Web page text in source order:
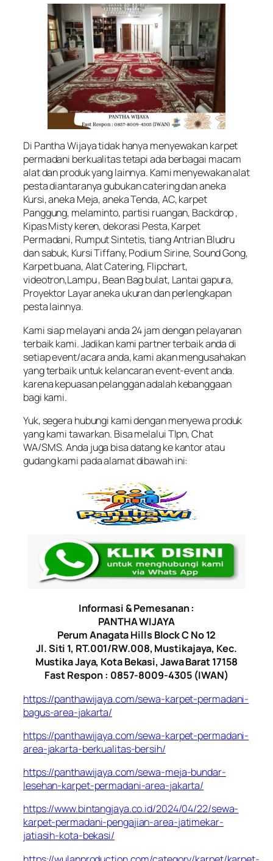
Di Pantha Wijaya tidak hanya menyewakan karpet
permadani berkualitas tetapi ada berbagai macam
alat dan produk yang lainnya. Kami menyewakan alat
pesta diantaranya gubukan catering dan aneka
Kursi, aneka Meja, aneka Tenda, AC, karpet
Panggung, melaminto, partisi ruangan, Backdrop ,
Kipas Misty keren, dekorasi Pesta, Karpet
Permadani, Rumput Sintetis, tiang Antrian Bludru
dan sabuk, Kursi Tiffany, Podium Sirine, Sound Gong,
Karpet buana, Alat Catering, Flipchart,
videotron,Lampu , Bean Bag bulat, Lantai gapura,
Proyektor Layar aneka ukuran dan perlengkapan
pesta lainnya.
Kami siap melayani anda 24 jam dengan pelayanan
terbaik kami. Jadikan kami partner terbaik anda di
setiap event/acara anda, kami akan mengusahakan
yang terbaik untuk kelancaran event-event anda.
karena kepuasan pelanggan adalah kebanggaan
bagi kami.
Yuk, segera hubungi kami dengan menyewa produk
yang kami tawarkan. Bisa melalui Tlpn, Chat
WA/SMS. Anda juga bisa datang ke kantor atau
gudang kami pada alamat dibawah ini:
Informasi & Pemesanan :
PANTHA WIJAYA
Perum Anagata Hills Block C No 12
Jl. Siti 1, RT.001/RW.008, Mustikajaya, Kec.
Mustika Jaya, Kota Bekasi, Jawa Barat 17158
Fast Respon : 0857-8009-4305 (IWAN)
https://panthawijaya.com/sewa-karpet-permadani-
bagus-area-jakarta/
https://panthawijaya.com/sewa-karpet-permadani-
area-jakarta-berkualitas-bersih/
https://panthawijaya.com/sewa-meja-bundar-
lesehan-karpet-permadani-area-jakarta/
https://www.bintangjaya.co.id/2024/04/22/sewa-
karpet-permadani-pengajian-area-jatimekar-
jatiasih-kota-bekasi/